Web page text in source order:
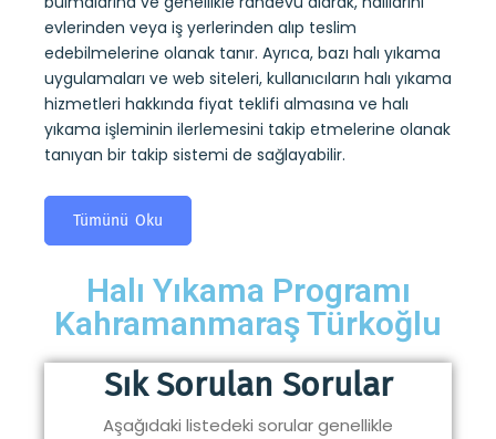
evlerinden veya iş yerlerinden alıp teslim
edebilmelerine olanak tanır. Ayrıca, bazı halı yıkama
uygulamaları ve web siteleri, kullanıcıların halı yıkama
hizmetleri hakkında fiyat teklifi almasına ve halı
yıkama işleminin ilerlemesini takip etmelerine olanak
tanıyan bir takip sistemi de sağlayabilir.
Tümünü Oku
Halı Yıkama Programı
Kahramanmaraş Türkoğlu
Sık Sorulan Sorular
Aşağıdaki listedeki sorular genellikle